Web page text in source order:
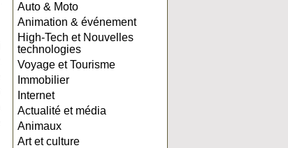
Auto & Moto
Animation & événement
High-Tech et Nouvelles
technologies
Voyage et Tourisme
Immobilier
Internet
Actualité et média
Animaux
Art et culture